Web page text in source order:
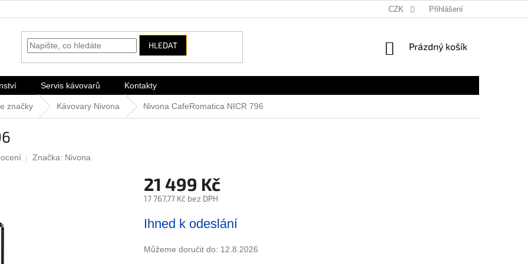
CZK Přihlášení
HLEDAT
NÁKUPNÍ
Prázdný košík
Servis kávovarů Kontakty
značky Kávovary Nivona Nivona CafeRomatica NICR 796
Značka: Nivona
21 499 Kč
17 767,77 Kč bez DPH
cena:
Ihned k odeslání
Můžeme doručit do: 12.8.2026